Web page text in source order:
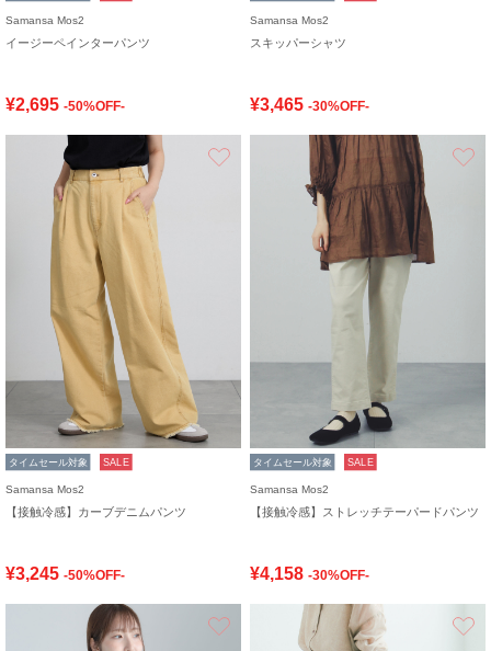
Samansa Mos2
イージーペインターパンツ
¥2,695 -50%OFF-
Samansa Mos2
スキッパーシャツ
¥3,465 -30%OFF-
タイムセール対象 SALE
Samansa Mos2
【接触冷感】カーブデニムパンツ
¥3,245 -50%OFF-
タイムセール対象 SALE
Samansa Mos2
【接触冷感】ストレッチテーパードパンツ
¥4,158 -30%OFF-
お気に入り